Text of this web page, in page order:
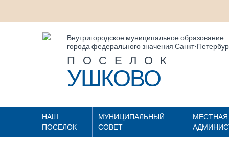
Внутригородское муниципальное образование
города федерального значения Санкт-
ПОСЕЛОК
УШКОВО
НАШ
ПОСЕЛОК
МУНИЦИПАЛЬНЫЙ
СОВЕТ
МЕСТНАЯ